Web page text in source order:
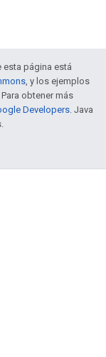
esta página está
, y los ejemplos
Para obtener más
Developers. Java